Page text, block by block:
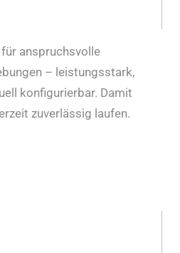
anspruchsvolle
– leistungsstark,
konfigurierbar. Damit
zuverlässig laufen.